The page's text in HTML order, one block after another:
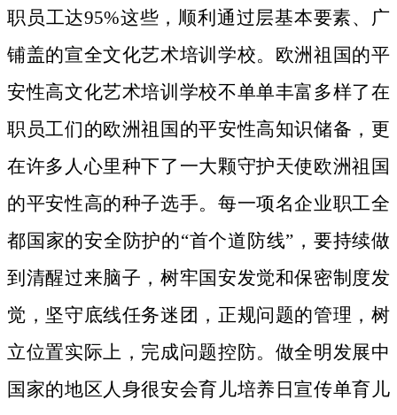
职员工达95%这些，顺利通过层基本要素、广
铺盖的宣全文化艺术培训学校。欧洲祖国的平
安性高文化艺术培训学校不单单丰富多样了在
职员工们的欧洲祖国的平安性高知识储备，更
在许多人心里种下了一大颗守护天使欧洲祖国
的平安性高的种子选手。 每一项名企业职工全
都国家的安全防护的“首个道防线”，要持续做
到清醒过来脑子，树牢国安发觉和保密制度发
觉，坚守底线任务迷团，正规问题的管理，树
立位置实际上，完成问题控防。做全明发展中
国家的地区人身很安会育儿培养日宣传单育儿